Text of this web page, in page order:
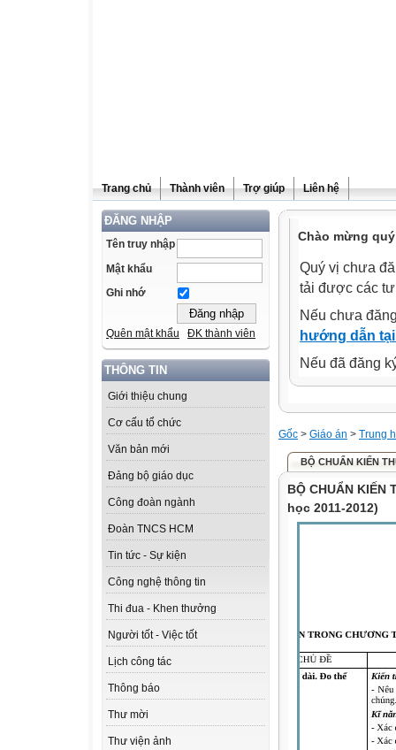
Trang chủ Thành viên Trợ giúp Liên hệ
ĐĂNG NHẬP
Tên truy nhập
Mật khẩu
Ghi nhớ
Quên mật khẩu ĐK thành viên
THÔNG TIN
Giới thiệu chung
Cơ cấu tổ chức
Văn bản mới
Đảng bộ giáo dục
Công đoàn ngành
Đoàn TNCS HCM
Tin tức - Sự kiện
Công nghệ thông tin
Thi đua - Khen thưởng
Người tốt - Việc tốt
Lịch công tác
Thông báo
Thư mời
Thư viện ảnh
Chào mừng
Quý vị chưa
tải được các
Nếu chưa
hướng dẫn
Nếu đã đăng
Gốc > Giáo án > Trung
BỘ CHUẨN KIẾN
BỘ CHUẨN
học 2011-2012)